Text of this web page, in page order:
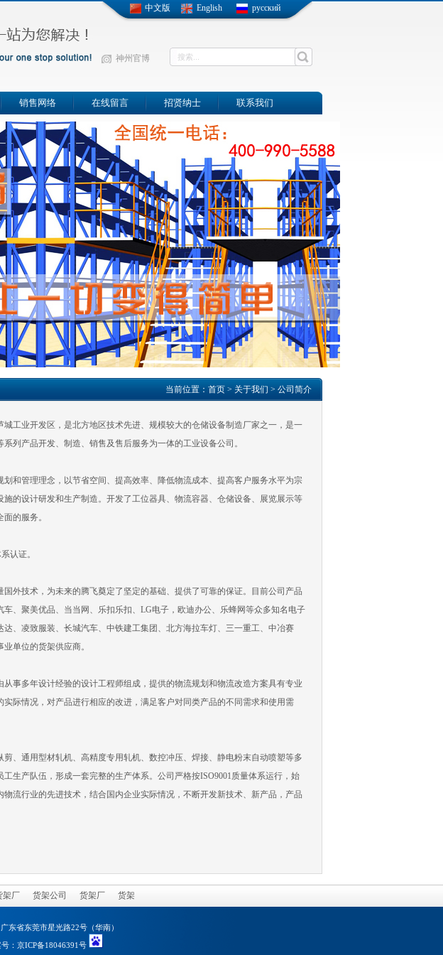
中文版 English русский
神州官博
销售网络 在线留言 招贤纳士 联系我们
当前位置： 首页> 关于我们 > 公司简介
城工业开发区，是北方地区技术先进、规模较大的仓储设备制造厂家之一，是一
列产品开发、制造、销售及售后服务为一体的工业设备公司。
管理理念，以节省空间、提高效率、降低物流成本、提高客户服务水平为宗
的设计研发和生产制造。开发了工位器具、物流容器、仓储设备、展览展示等
的服务。
认证。
技术，为未来的腾飞奠定了坚定的基础、提供了可靠的保证。目前公司产品
、聚美优品、当当网、乐扣乐扣、LG电子，欧迪办公、乐蜂网等众多知名电子
、凌致服装、长城汽车、中铁建工集团、北方海拉车灯、三一重工、中冶赛
单位的货架供应商。
多年设计经验的设计工程师组成，提供的物流规划和物流改造方案具有专业
际情况，对产品进行相应的改进，满足客户对同类产品的不同需求和使用需
通用型材轧机、高精度专用轧机、数控冲压、焊接、静电粉末自动喷塑等多
生产队伍，形成一套完整的生产体系。公司严格按ISO9001质量体系运行，始
流行业的先进技术，结合国内企业实际情况，不断开发新技术、新产品，产品
架厂 货架公司 货架厂 货架
省东莞市星光路22号（华南）
： 京ICP备18046391号